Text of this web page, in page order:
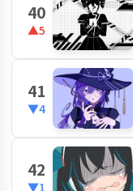
40
▲5
41
▼4
42
▼1